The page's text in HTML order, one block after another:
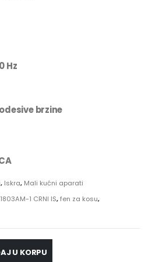
Hz
brzine
, Iskra, Mali kućni aparati
1 CRNI IS,fen za kosu,
U KORPU